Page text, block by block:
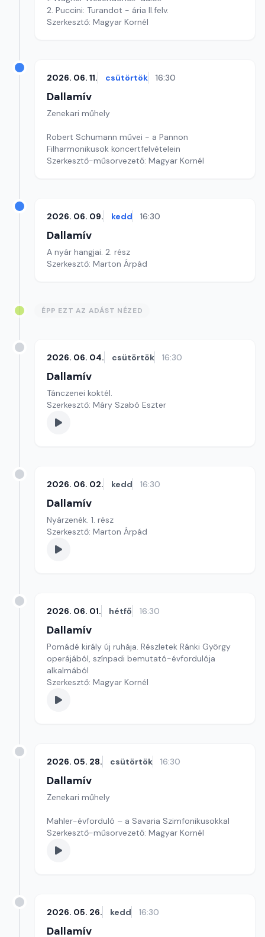
2. Puccini: Turandot - ária II.felv.
Szerkesztő: Magyar Kornél
2026. 06. 11. csütörtök 16:30
Dallamív
Zenekari műhely
Robert Schumann művei - a Pannon
Filharmonikusok koncertfelvételein
Szerkesztő-műsorvezető: Magyar Kornél
2026. 06. 09. kedd 16:30
Dallamív
A nyár hangjai. 2. rész
Szerkesztő: Marton Árpád
ÉPP EZT AZ ADÁST NÉZED
2026. 06. 04. csütörtök 16:30
Dallamív
Tánczenei koktél.
Szerkesztő: Máry Szabó Eszter
2026. 06. 02. kedd 16:30
Dallamív
Nyárzenék. 1. rész
Szerkesztő: Marton Árpád
2026. 06. 01. hétfő 16:30
Dallamív
Pomádé király új ruhája. Részletek Ránki György
operájából, színpadi bemutató-évfordulója
alkalmából
Szerkesztő: Magyar Kornél
2026. 05. 28. csütörtök 16:30
Dallamív
Zenekari műhely
Mahler-évforduló – a Savaria Szimfonikusokkal
Szerkesztő-műsorvezető: Magyar Kornél
2026. 05. 26. kedd 16:30
Dallamív